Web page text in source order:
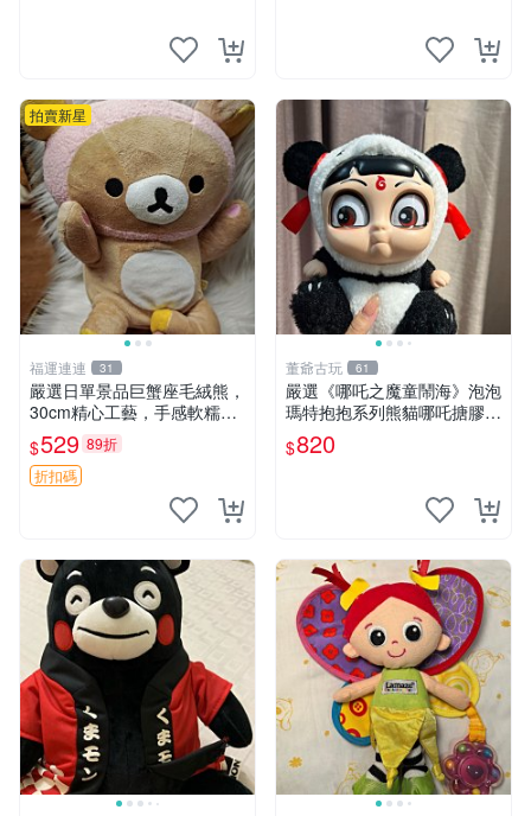
拍賣新星
福運連連 31
嚴選日單景品巨蟹座毛絨熊，
30cm精心工藝，手感軟糯推
薦收藏送人 巨蟹座 毛絨玩具
精緻做工
$529 89折
折扣碼
董爺古玩 61
嚴選《哪吒之魔童鬧海》泡泡
瑪特抱抱系列熊貓哪吒搪膠臉
毛絨， STATE：如圖顯示 哪
吒 毛絨公仔 泡泡瑪特
$820